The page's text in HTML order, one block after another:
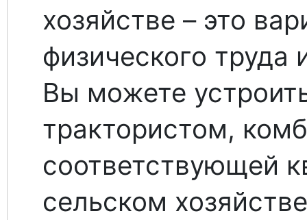
хозяйстве – это
физического труда
Вы можете
трактористом,
соответствующей
сельском